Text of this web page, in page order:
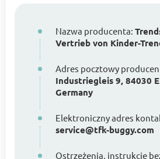
Nazwa producenta:
Vertrieb von Kinder-
Adres pocztowy
Industriegleis 9, 84030
Germany
Elektroniczny adres
service@tfk-buggy.com
Ostrzeżenia, instrukcje